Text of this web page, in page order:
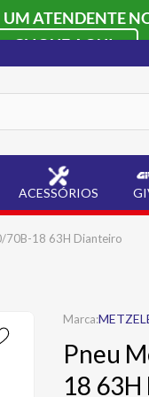
ATENDENTE
CLIQUE AQUI
ACESSÓRIOS
70B-18 63H Dianteiro
Pneu
18